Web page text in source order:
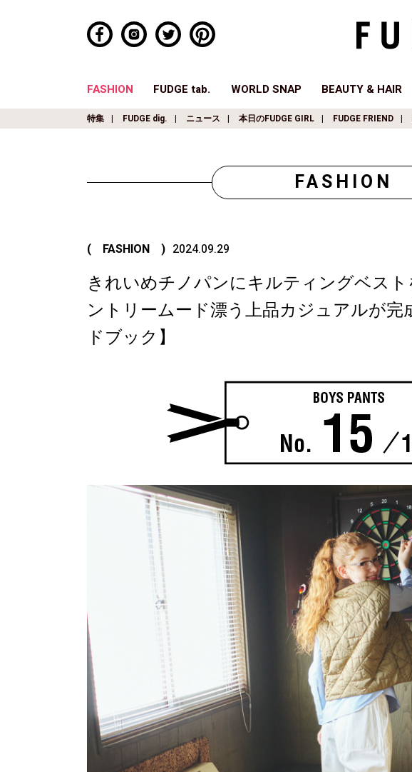
FASHION FUDGE tab. WORLD SNAP BEAUTY & HAIR
特集 FUDGE dig. ニュース 本日のFUDGE GIRL FUDGE FRIEND
FASHION
( FASHION ) 2024.09.29
きれいめチノパンにキルティングベス
ントリームード漂う上品カジュアルが
ドブック】